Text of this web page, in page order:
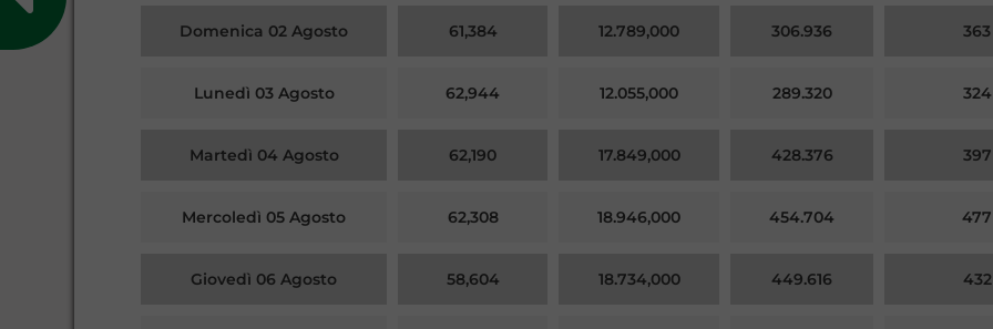
Domenica 02 Agosto 61,384 12.789,000 306.936 363
Lunedì 03 Agosto 62,944 12.055,000 289.320 324
Martedì 04 Agosto 62,190 17.849,000 428.376 397
Mercoledì 05 Agosto 62,308 18.946,000 454.704 477
Giovedì 06 Agosto 58,604 18.734,000 449.616 432